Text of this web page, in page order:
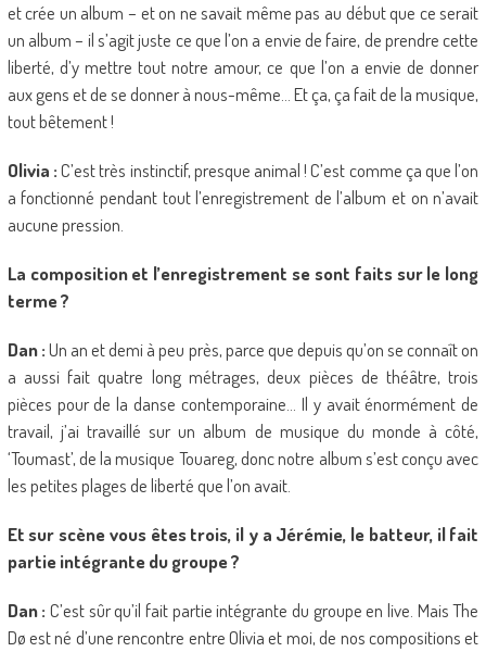
et crée un album – et on ne savait même pas au début que ce serait
un album – il s’agit juste ce que l’on a envie de faire, de prendre cette
liberté, d’y mettre tout notre amour, ce que l’on a envie de donner
aux gens et de se donner à nous-même… Et ça, ça fait de la musique,
tout bêtement !
Olivia :C’est très instinctif, presque animal ! C’est comme ça que l’on
a fonctionné pendant tout l’enregistrement de l’album et on n’avait
aucune pression.
La composition et l’enregistrement se sont faits sur le long
terme ?
Dan :Un an et demi à peu près, parce que depuis qu’on se connaît on
a aussi fait quatre long métrages, deux pièces de théâtre, trois
pièces pour de la danse contemporaine… Il y avait énormément de
travail, j’ai travaillé sur un album de musique du monde à côté,
‘Toumast’, de la musique Touareg, donc notre album s’est conçu avec
les petites plages de liberté que l’on avait.
Et sur scène vous êtes trois, il y a Jérémie, le batteur, il fait
partie intégrante du groupe ?
Dan :C’est sûr qu’il fait partie intégrante du groupe en live. Mais The
Dø est né d’une rencontre entre Olivia et moi, de nos compositions et